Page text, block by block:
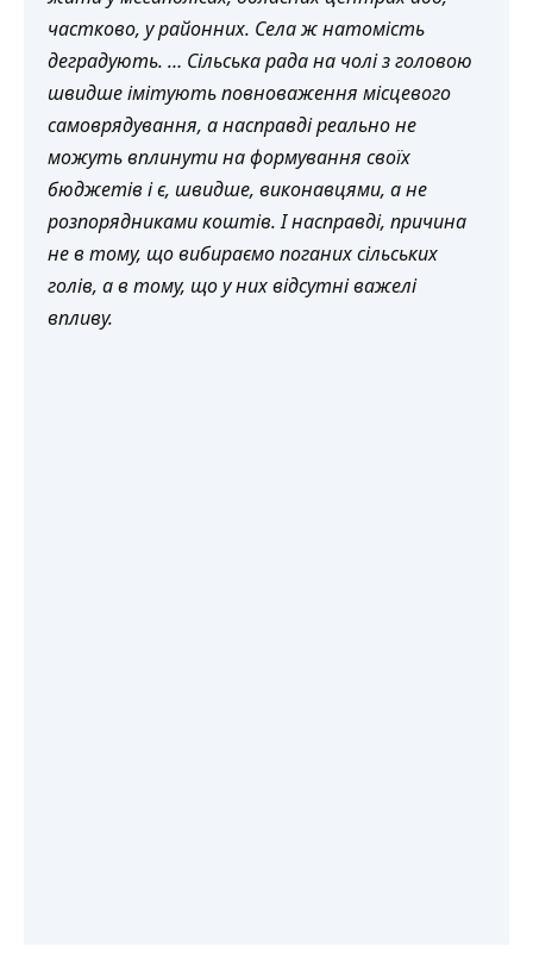
частково, у районних. Села ж натомість
деградують. … Сільська рада на чолі з головою
швидше імітують повноваження місцевого
самоврядування, а насправді реально не
можуть вплинути на формування своїх
бюджетів і є, швидше, виконавцями, а не
розпорядниками коштів. І насправді, причина
не в тому, що вибираємо поганих сільських
голів, а в тому, що у них відсутні важелі
впливу.